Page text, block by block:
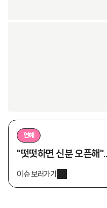
연예
"떳떳하면 신분 오픈해
이슈 보러가기